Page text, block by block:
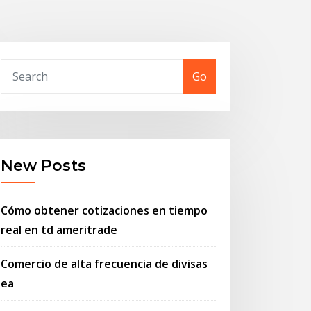
Go
New Posts
Cómo obtener cotizaciones en tiempo
real en td ameritrade
Comercio de alta frecuencia de divisas
ea